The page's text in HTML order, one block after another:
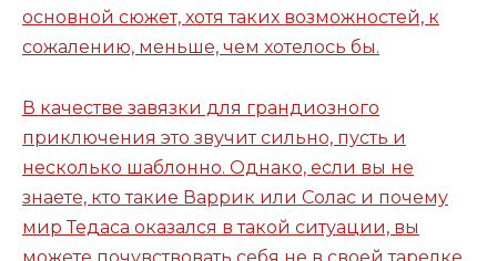
основной сюжет, хотя таких возможностей, к
сожалению, меньше, чем хотелось бы.
В качестве завязки для грандиозного
приключения это звучит сильно, пусть и
несколько шаблонно. Однако, если вы не
знаете, кто такие Варрик или Солас и почему
мир Тедаса оказался в такой ситуации, вы
можете почувствовать себя не в своей тарелке.